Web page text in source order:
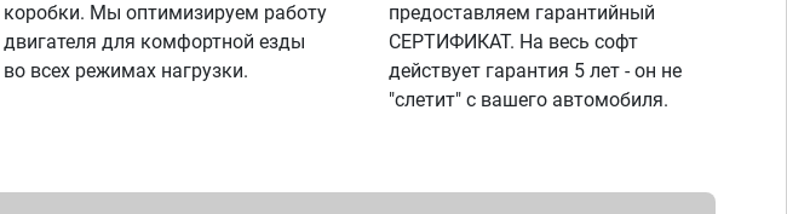
коробки. Мы оптимизируем работу
двигателя для комфортной езды
во всех режимах нагрузки.
предоставляем гарантийный
СЕРТИФИКАТ. На весь софт
действует гарантия 5 лет - он не
"слетит" с вашего автомобиля.